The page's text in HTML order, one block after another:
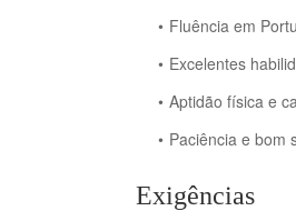
Fluência em
Excelentes
Aptidão física e
Paciência e bom
Exigências